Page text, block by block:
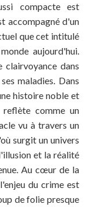
compacte est
accompagné d'un
que cet intitulé
aujourd'hui.
clairvoyance dans
maladies. Dans
histoire noble et
comme un
vu à travers un
surgit un univers
et la réalité
Au cœur de la
du crime est
de folie presque